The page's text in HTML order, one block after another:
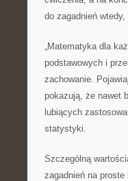
do zagadnień
„Matematyka dla
podstawowych i
zachowanie.
pokazują, że nawet
lubiących
statystyki.
Szczególną
zagadnień na